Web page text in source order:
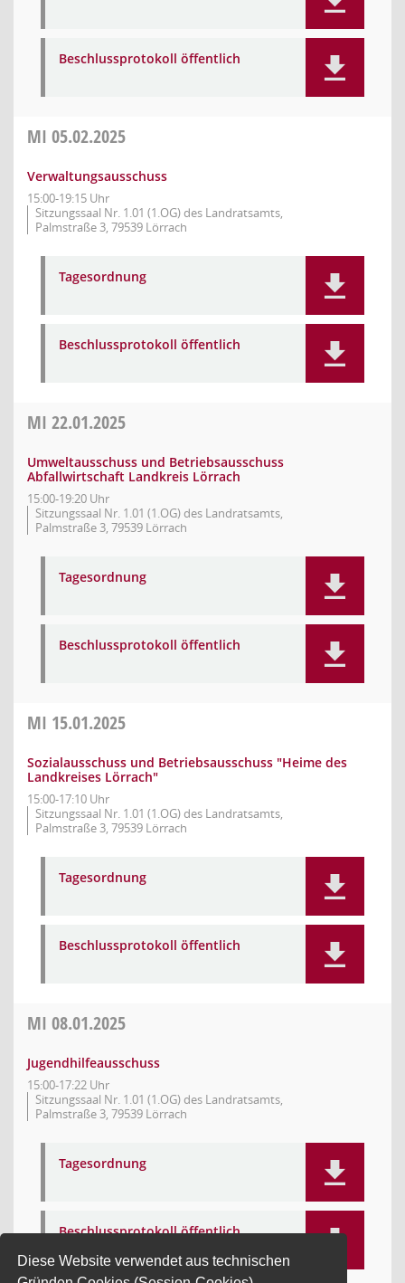
Diese Website verwendet aus technischen
Beschlussprotokoll öffentlich
MI 05.02.2025
Verwaltungsausschuss
15:00-19:15 Uhr
Sitzungssaal Nr. 1.01 (1.OG) des Landratsamts,
Palmstraße 3, 79539 Lörrach
Tagesordnung
Beschlussprotokoll öffentlich
MI 22.01.2025
Umweltausschuss und Betriebsausschuss
Abfallwirtschaft Landkreis Lörrach
15:00-19:20 Uhr
Sitzungssaal Nr. 1.01 (1.OG) des Landratsamts,
Palmstraße 3, 79539 Lörrach
Tagesordnung
Beschlussprotokoll öffentlich
MI 15.01.2025
Sozialausschuss und Betriebsausschuss "Heime des
Landkreises Lörrach"
15:00-17:10 Uhr
Sitzungssaal Nr. 1.01 (1.OG) des Landratsamts,
Palmstraße 3, 79539 Lörrach
Tagesordnung
Beschlussprotokoll öffentlich
MI 08.01.2025
Jugendhilfeausschuss
15:00-17:22 Uhr
Sitzungssaal Nr. 1.01 (1.OG) des Landratsamts,
Palmstraße 3, 79539 Lörrach
Tagesordnung
Beschlussprotokoll öffentlich